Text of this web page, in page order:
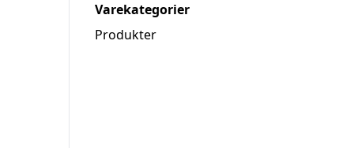
Varekategorier
Produkter